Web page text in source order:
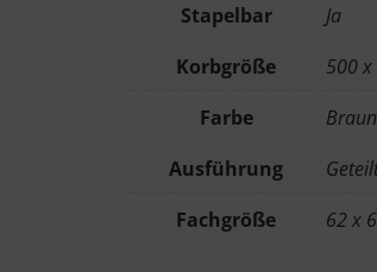
Stapelbar
Ja
Korbgröße
500
Farbe
Braun
Ausführung
Fachgröße
62 x